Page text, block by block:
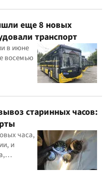
еще 8 новых
транспорт
в июне
восемью
старинных часов:
часа,
и